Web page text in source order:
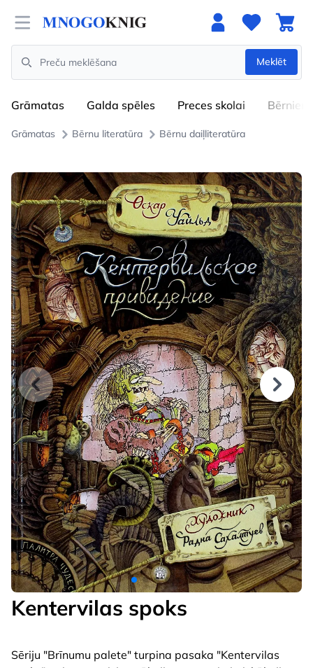
Open menu
Search
Meklēt
Grāmatas Galda spēles Preces skolai Bērniem
Grāmatas Bērnu literatūra Bērnu daiļliteratūra
Kentervilas spoks
Sēriju "Brīnumu palete" turpina pasaka "Kentervilas